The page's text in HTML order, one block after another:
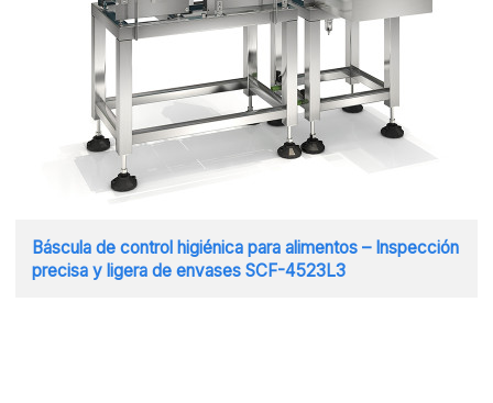
Báscula de control higiénica para alimentos – Inspección
precisa y ligera de envases SCF-4523L3